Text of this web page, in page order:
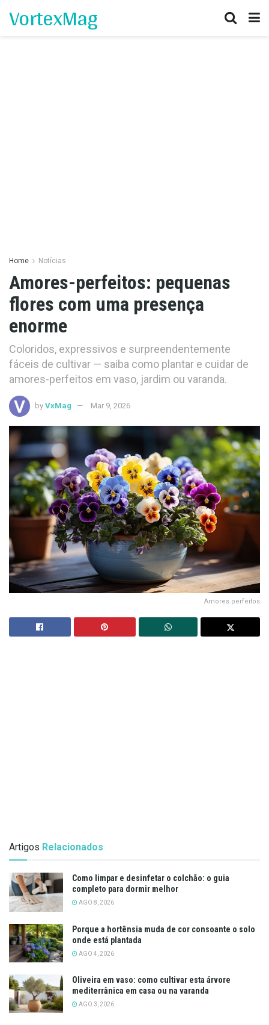
VortexMag
Home Notícias
Amores-perfeitos: pequenas
flores com uma presença
enorme
Coloridos, expressivos e surpreendentemente
fáceis de cultivar — saiba como plantar e cuidar de
amores-perfeitos em vaso, jardim ou varanda.
by VxMag Mar 9, 2026
Amores perfeitos
Artigos Relacionados
Como limpar e desinfetar o colchão: o guia
completo para dormir melhor
AGO 8, 2026
Porque a hortênsia muda de cor consoante o solo
onde está plantada
AGO 4, 2026
Oliveira em vaso: como cultivar esta árvore
mediterrânica em casa ou na varanda
AGO 3, 2026